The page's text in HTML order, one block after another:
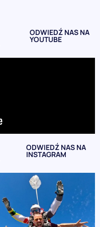
ODWIEDŹ NAS NA
YOUTUBE
ODWIEDŹ NAS NA
INSTAGRAM